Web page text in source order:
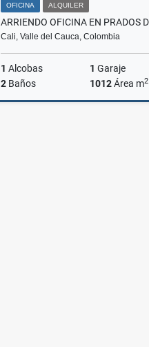
OFICINA ALQUILER
Cali, Valle del Cauca, Colombia
1 Alcobas 1 Garaje
2Baños 1012Área m2